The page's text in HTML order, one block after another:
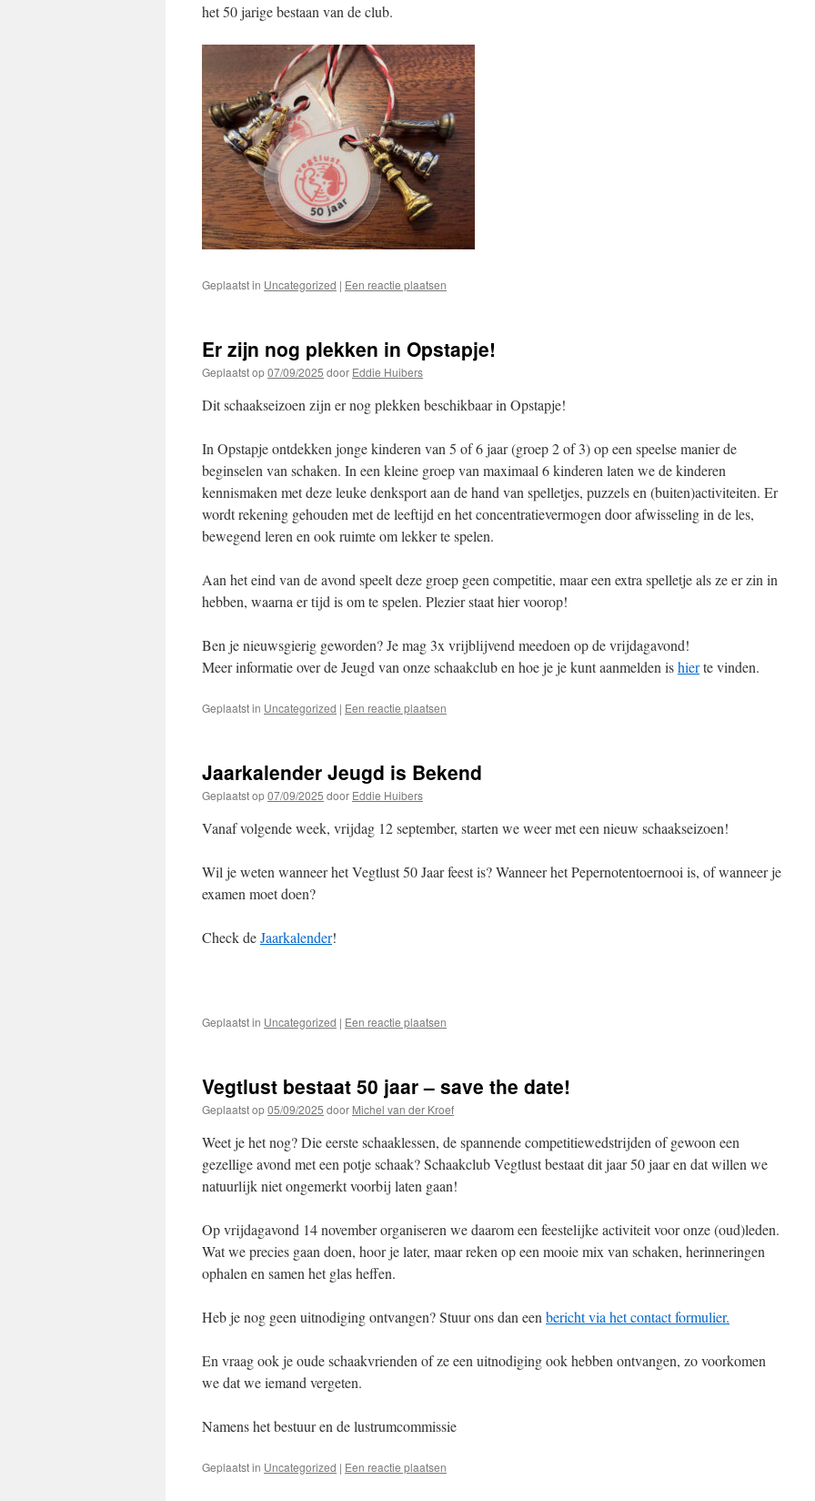
het 50 jarige bestaan van de club.
Geplaatst in Uncategorized | Een reactie plaatsen
Er zijn nog plekken in Opstapje!
Geplaatst op07/09/2025 door Eddie Huibers
Dit schaakseizoen zijn er nog plekken beschikbaar in Opstapje!
In Opstapje ontdekken jonge kinderen van 5 of 6 jaar (groep 2 of 3) op een speelse manier de
beginselen van schaken. In een kleine groep van maximaal 6 kinderen laten we de kinderen
kennismaken met deze leuke denksport aan de hand van spelletjes, puzzels en (buiten)activiteiten. Er
wordt rekening gehouden met de leeftijd en het concentratievermogen door afwisseling in de les,
bewegend leren en ook ruimte om lekker te spelen.
Aan het eind van de avond speelt deze groep geen competitie, maar een extra spelletje als ze er zin in
hebben, waarna er tijd is om te spelen. Plezier staat hier voorop!
Ben je nieuwsgierig geworden? Je mag 3x vrijblijvend meedoen op de vrijdagavond!
Meer informatie over de Jeugd van onze schaakclub en hoe je je kunt aanmelden ishierte vinden.
Geplaatst in Uncategorized | Een reactie plaatsen
Jaarkalender Jeugd is Bekend
Geplaatst op07/09/2025 door Eddie Huibers
Vanaf volgende week, vrijdag 12 september, starten we weer met een nieuw schaakseizoen!
Wil je weten wanneer het Vegtlust 50 Jaar feest is? Wanneer het Pepernotentoernooi is, of wanneer je
examen moet doen?
Check deJaarkalender!
Geplaatst in Uncategorized | Een reactie plaatsen
Vegtlust bestaat 50 jaar – save the date!
Geplaatst op05/09/2025 door Michel van der Kroef
Weet je het nog? Die eerste schaaklessen, de spannende competitiewedstrijden of gewoon een
gezellige avond met een potje schaak? Schaakclub Vegtlust bestaat dit jaar 50 jaar en dat willen we
natuurlijk niet ongemerkt voorbij laten gaan!
Op vrijdagavond 14 november organiseren we daarom een feestelijke activiteit voor onze (oud)leden.
Wat we precies gaan doen, hoor je later, maar reken op een mooie mix van schaken, herinneringen
ophalen en samen het glas heffen.
Heb je nog geen uitnodiging ontvangen? Stuur ons dan een bericht via het contact formulier.
En vraag ook je oude schaakvrienden of ze een uitnodiging ook hebben ontvangen, zo voorkomen
we dat we iemand vergeten.
Namens het bestuur en de lustrumcommissie
Geplaatst in Uncategorized | Een reactie plaatsen